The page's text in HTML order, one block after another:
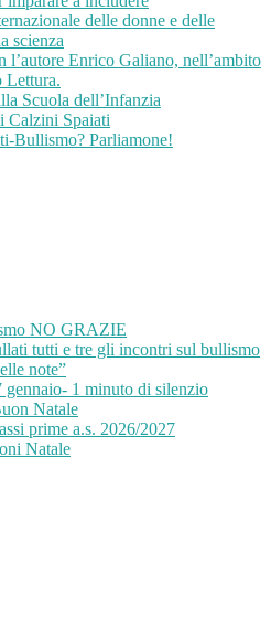
delle donne e delle
scienza
l’autore Enrico Galiano, nell’ambito
Lettura.
Scuola dell’Infanzia
Calzini Spaiati
Bullismo? Parliamone!
NO GRAZIE
tutti e tre gli incontri sul bullismo
note”
gennaio- 1 minuto di silenzio
Natale
prime a.s. 2026/2027
Natale